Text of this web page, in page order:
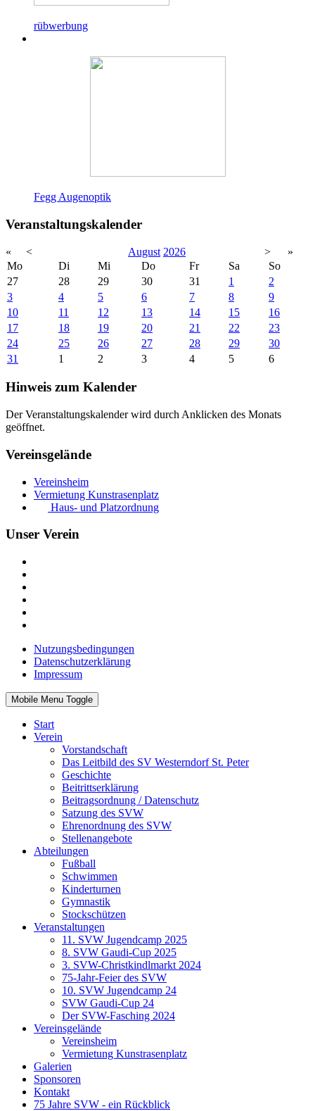
rübwerbung
Fegg Augenoptik
Veranstaltungskalender
« < August 2026 >
»
Mo
Di Mi Do Fr Sa
So
27
28 29 30 31 1
2
3
4 5 6 7 8
9
10
11 12 13 14 15
16
17
18 19 20 21 22
23
24
25 26 27 28 29
30
31
1 2 3 4 5 6
Hinweis zum Kalender
Der Veranstaltungskalender wird durch Anklicken des Monats
geöffnet.
Vereinsgelände
Vereinsheim
Vermietung Kunstrasenplatz
Haus- und Platzordnung
Unser Verein
Nutzungsbedingungen
Datenschutzerklärung
Impressum
Mobile Menu Toggle
Start
Verein
Vorstandschaft
Das Leitbild des SV Westerndorf St. Peter
Geschichte
Beitrittserklärung
Beitragsordnung / Datenschutz
Satzung des SVW
Ehrenordnung des SVW
Stellenangebote
Abteilungen
Fußball
Schwimmen
Kinderturnen
Gymnastik
Stockschützen
Veranstaltungen
11. SVW Jugendcamp 2025
8. SVW Gaudi-Cup 2025
3. SVW-Christkindlmarkt 2024
75-Jahr-Feier des SVW
10. SVW Jugendcamp 24
SVW Gaudi-Cup 24
Der SVW-Fasching 2024
Vereinsgelände
Vereinsheim
Vermietung Kunstrasenplatz
Galerien
Sponsoren
Kontakt
75 Jahre SVW - ein Rückblick